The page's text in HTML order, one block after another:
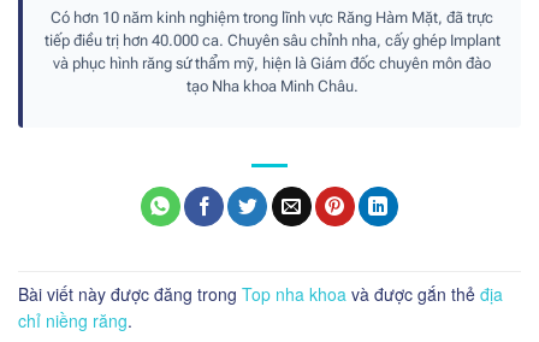
Có hơn 10 năm kinh nghiệm trong lĩnh vực Răng Hàm Mặt, đã trực
tiếp điều trị hơn 40.000 ca. Chuyên sâu chỉnh nha, cấy ghép Implant
và phục hình răng sứ thẩm mỹ, hiện là Giám đốc chuyên môn đào
tạo Nha khoa Minh Châu.
Bài viết này được đăng trong Top nha khoa và được gắn thẻ địa
chỉ niềng răng.